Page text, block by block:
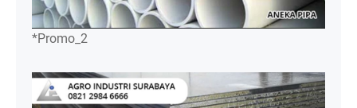
*Promo_2